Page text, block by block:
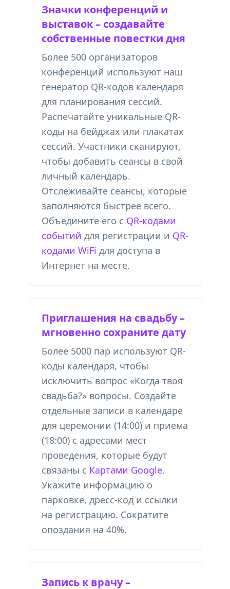
Значки конференций и
выставок – создавайте
собственные повестки дня
Более 500 организаторов
конференций используют наш
генератор QR-кодов календаря
для планирования сессий.
Распечатайте уникальные QR-
коды на бейджах или плакатах
сессий. Участники сканируют,
чтобы добавить сеансы в свой
личный календарь.
Отслеживайте сеансы, которые
заполняются быстрее всего.
Объедините его с QR-кодами
событий для регистрации и QR-
кодами WiFi для доступа в
Интернет на месте.
Приглашения на свадьбу –
мгновенно сохраните дату
Более 5000 пар используют QR-
коды календаря, чтобы
исключить вопрос «Когда твоя
свадьба?» вопросы. Создайте
отдельные записи в календаре
для церемонии (14:00) и приема
(18:00) с адресами мест
проведения, которые будут
связаны с Картами Google.
Укажите информацию о
парковке, дресс-код и ссылки
на регистрацию. Сократите
опоздания на 40%.
Запись к врачу –